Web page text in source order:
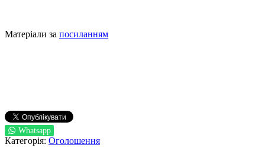
Матеріали за посиланням
Whatsapp
Категорія: Оголошення